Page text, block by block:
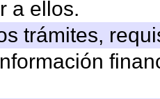
a ellos.
trámites,